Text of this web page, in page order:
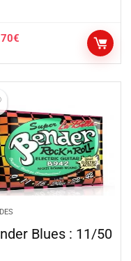
€
Blues : 11/50